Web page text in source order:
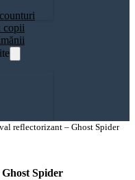
copii
reflectorizant – Ghost Spider
Spider